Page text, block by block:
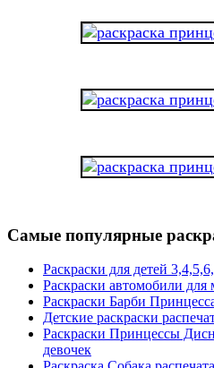
Самые популярные
Раскраски для детей
Раскраски автомобили для
Раскраски Барби
Детские раскраски
Раскраски Принцессы
девочек